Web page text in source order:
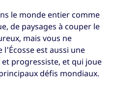
le monde entier comme
de paysages à couper le
mais vous ne
l'Écosse est aussi une
progressiste, et qui joue
défis mondiaux.